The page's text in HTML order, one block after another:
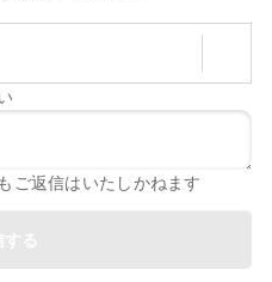
ご返信はいたしかねます